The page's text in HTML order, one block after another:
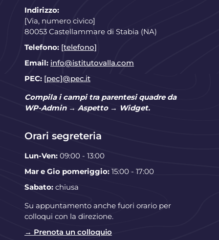
Indirizzo:
[Via, numero civico]
80053 Castellammare di Stabia (NA)
Telefono: [telefono]
Email: info@istitutovalla.com
PEC: [pec]@pec.it
Compila i campi tra parentesi quadre da
WP-Admin → Aspetto → Widget.
Orari segreteria
Lun-Ven: 09:00 - 13:00
Mar e Gio pomeriggio: 15:00 - 17:00
Sabato: chiusa
Su appuntamento anche fuori orario per
colloqui con la direzione.
→ Prenota un colloquio